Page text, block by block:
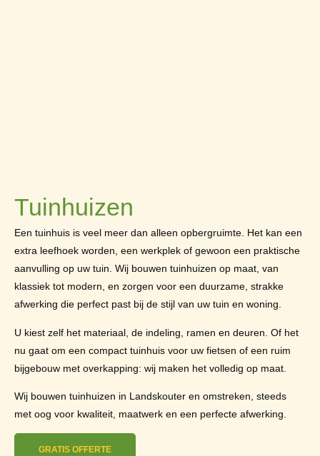
Tuinhuizen
Een tuinhuis is veel meer dan alleen opbergruimte. Het kan een
extra leefhoek worden, een werkplek of gewoon een praktische
aanvulling op uw tuin. Wij bouwen tuinhuizen op maat, van
klassiek tot modern, en zorgen voor een duurzame, strakke
afwerking die perfect past bij de stijl van uw tuin en woning.
U kiest zelf het materiaal, de indeling, ramen en deuren. Of het
nu gaat om een compact tuinhuis voor uw fietsen of een ruim
bijgebouw met overkapping: wij maken het volledig op maat.
Wij bouwen tuinhuizen in Landskouter en omstreken, steeds
met oog voor kwaliteit, maatwerk en een perfecte afwerking.
GRATIS OFFERTE